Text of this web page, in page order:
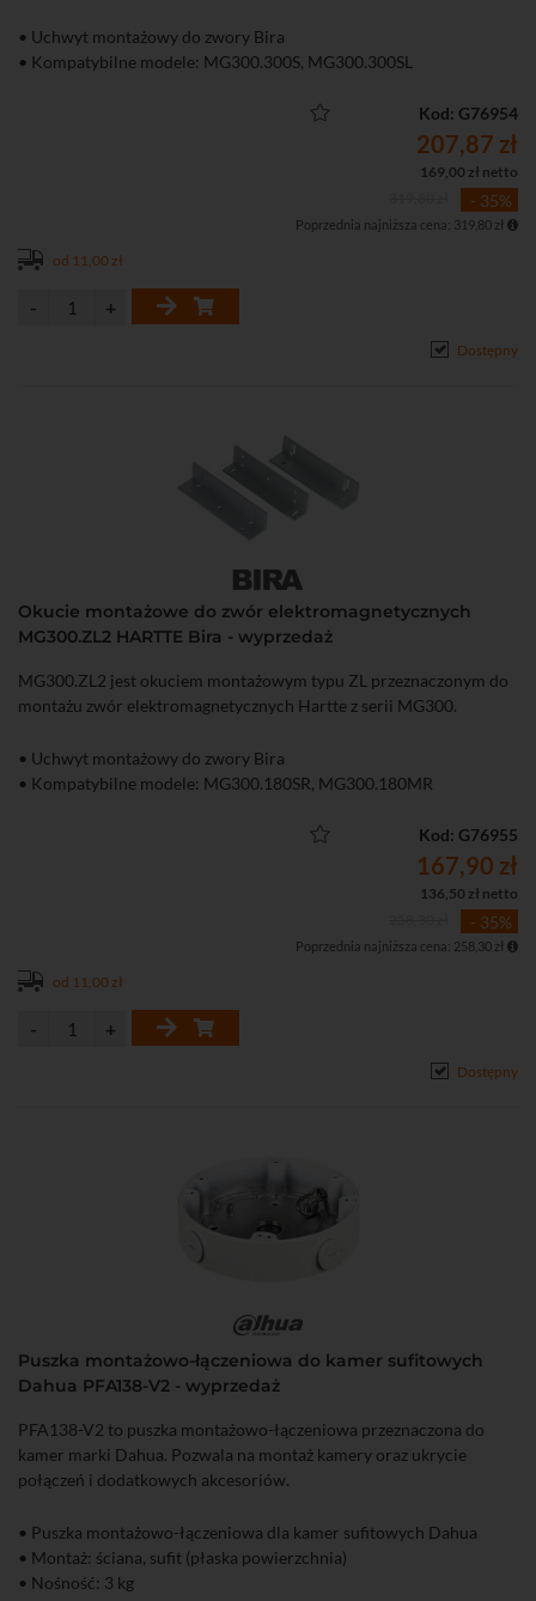
• Uchwyt montażowy do zwory Bira
• Kompatybilne modele: MG300.300S, MG300.300SL
Kod: G76954
207,87 zł
169,00 zł netto
- 35%
Poprzednia najniższa cena: 319,80 zł
od 11,00 zł
Dostępny
Okucie montażowe do zwór elektromagnetycznych
MG300.ZL2 HARTTE Bira - wyprzedaż
MG300.ZL2 jest okuciem montażowym typu ZL przeznaczonym do
montażu zwór elektromagnetycznych Hartte z serii MG300.
• Uchwyt montażowy do zwory Bira
• Kompatybilne modele: MG300.180SR, MG300.180MR
Kod: G76955
167,90 zł
136,50 zł netto
- 35%
Poprzednia najniższa cena: 258,30 zł
od 11,00 zł
Dostępny
Puszka montażowo-łączeniowa do kamer sufitowych
Dahua PFA138-V2 - wyprzedaż
PFA138-V2 to puszka montażowo-łączeniowa przeznaczona do
kamer marki Dahua. Pozwala na montaż kamery oraz ukrycie
połączeń i dodatkowych akcesoriów.
• Puszka montażowo-łączeniowa dla kamer sufitowych Dahua
• Montaż: ściana, sufit (płaska powierzchnia)
• Nośność: 3 kg